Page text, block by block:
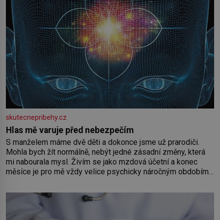
skutecnepribehy.cz
Hlas mě varuje před nebezpečím
S manželem máme dvě děti a dokonce jsme už prarodiči.
Mohla bych žít normálně, nebýt jedné zásadní změny, která
mi nabourala mysl. Živím se jako mzdová účetní a konec
měsíce je pro mě vždy velice psychicky náročným obdobím.
o pomoc, co se hlídání týče. Dalo by se